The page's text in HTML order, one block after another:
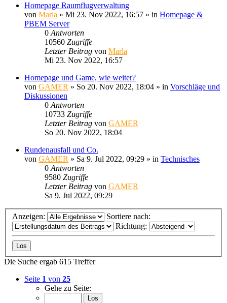
Homepage Raumflugverwaltung
von Marla » Mi 23. Nov 2022, 16:57 » in Homepage &
PBEM Server
0 Antworten
10560 Zugriffe
Letzter Beitrag von Marla
Mi 23. Nov 2022, 16:57
Homepage und Game, wie weiter?
von GAMER » So 20. Nov 2022, 18:04 » in Vorschläge und
Diskussionen
0 Antworten
10733 Zugriffe
Letzter Beitrag von GAMER
So 20. Nov 2022, 18:04
Rundenausfall und Co.
von GAMER » Sa 9. Jul 2022, 09:29 » in Technisches
0 Antworten
9580 Zugriffe
Letzter Beitrag von GAMER
Sa 9. Jul 2022, 09:29
Anzeigen:
Sortiere nach:
Richtung:
Die Suche ergab 615 Treffer
Seite 1 von 25
Gehe zu Seite: